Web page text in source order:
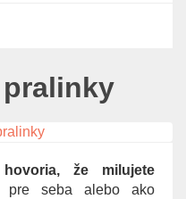
že milujete
pre seba alebo ako